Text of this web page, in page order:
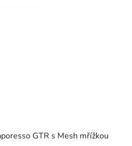
GTR s Mesh mřížkou